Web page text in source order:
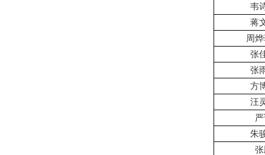
韦
蒋
周
张
张
方
汪
朱